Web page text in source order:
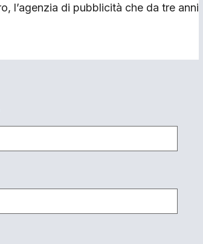
l’agenzia di pubblicità che da tre anni